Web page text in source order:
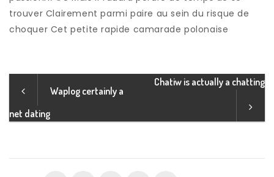
trouver Clairement parmi paire au sein du risque de
choquer Cet petite rapide camarade polonaise
Waplog certainly a
net dating
Chatiw is actually a chatting